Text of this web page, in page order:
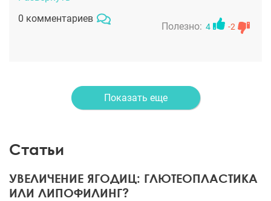
мечты . А если это липосакция , которую сделал
Чумак , то мечта станет приукрашена вдвойне.
0 комментариев
Полезно: 4 -2
Показать еще
Статьи
УВЕЛИЧЕНИЕ ЯГОДИЦ: ГЛЮТЕОПЛАСТИКА
ИЛИ ЛИПОФИЛИНГ?